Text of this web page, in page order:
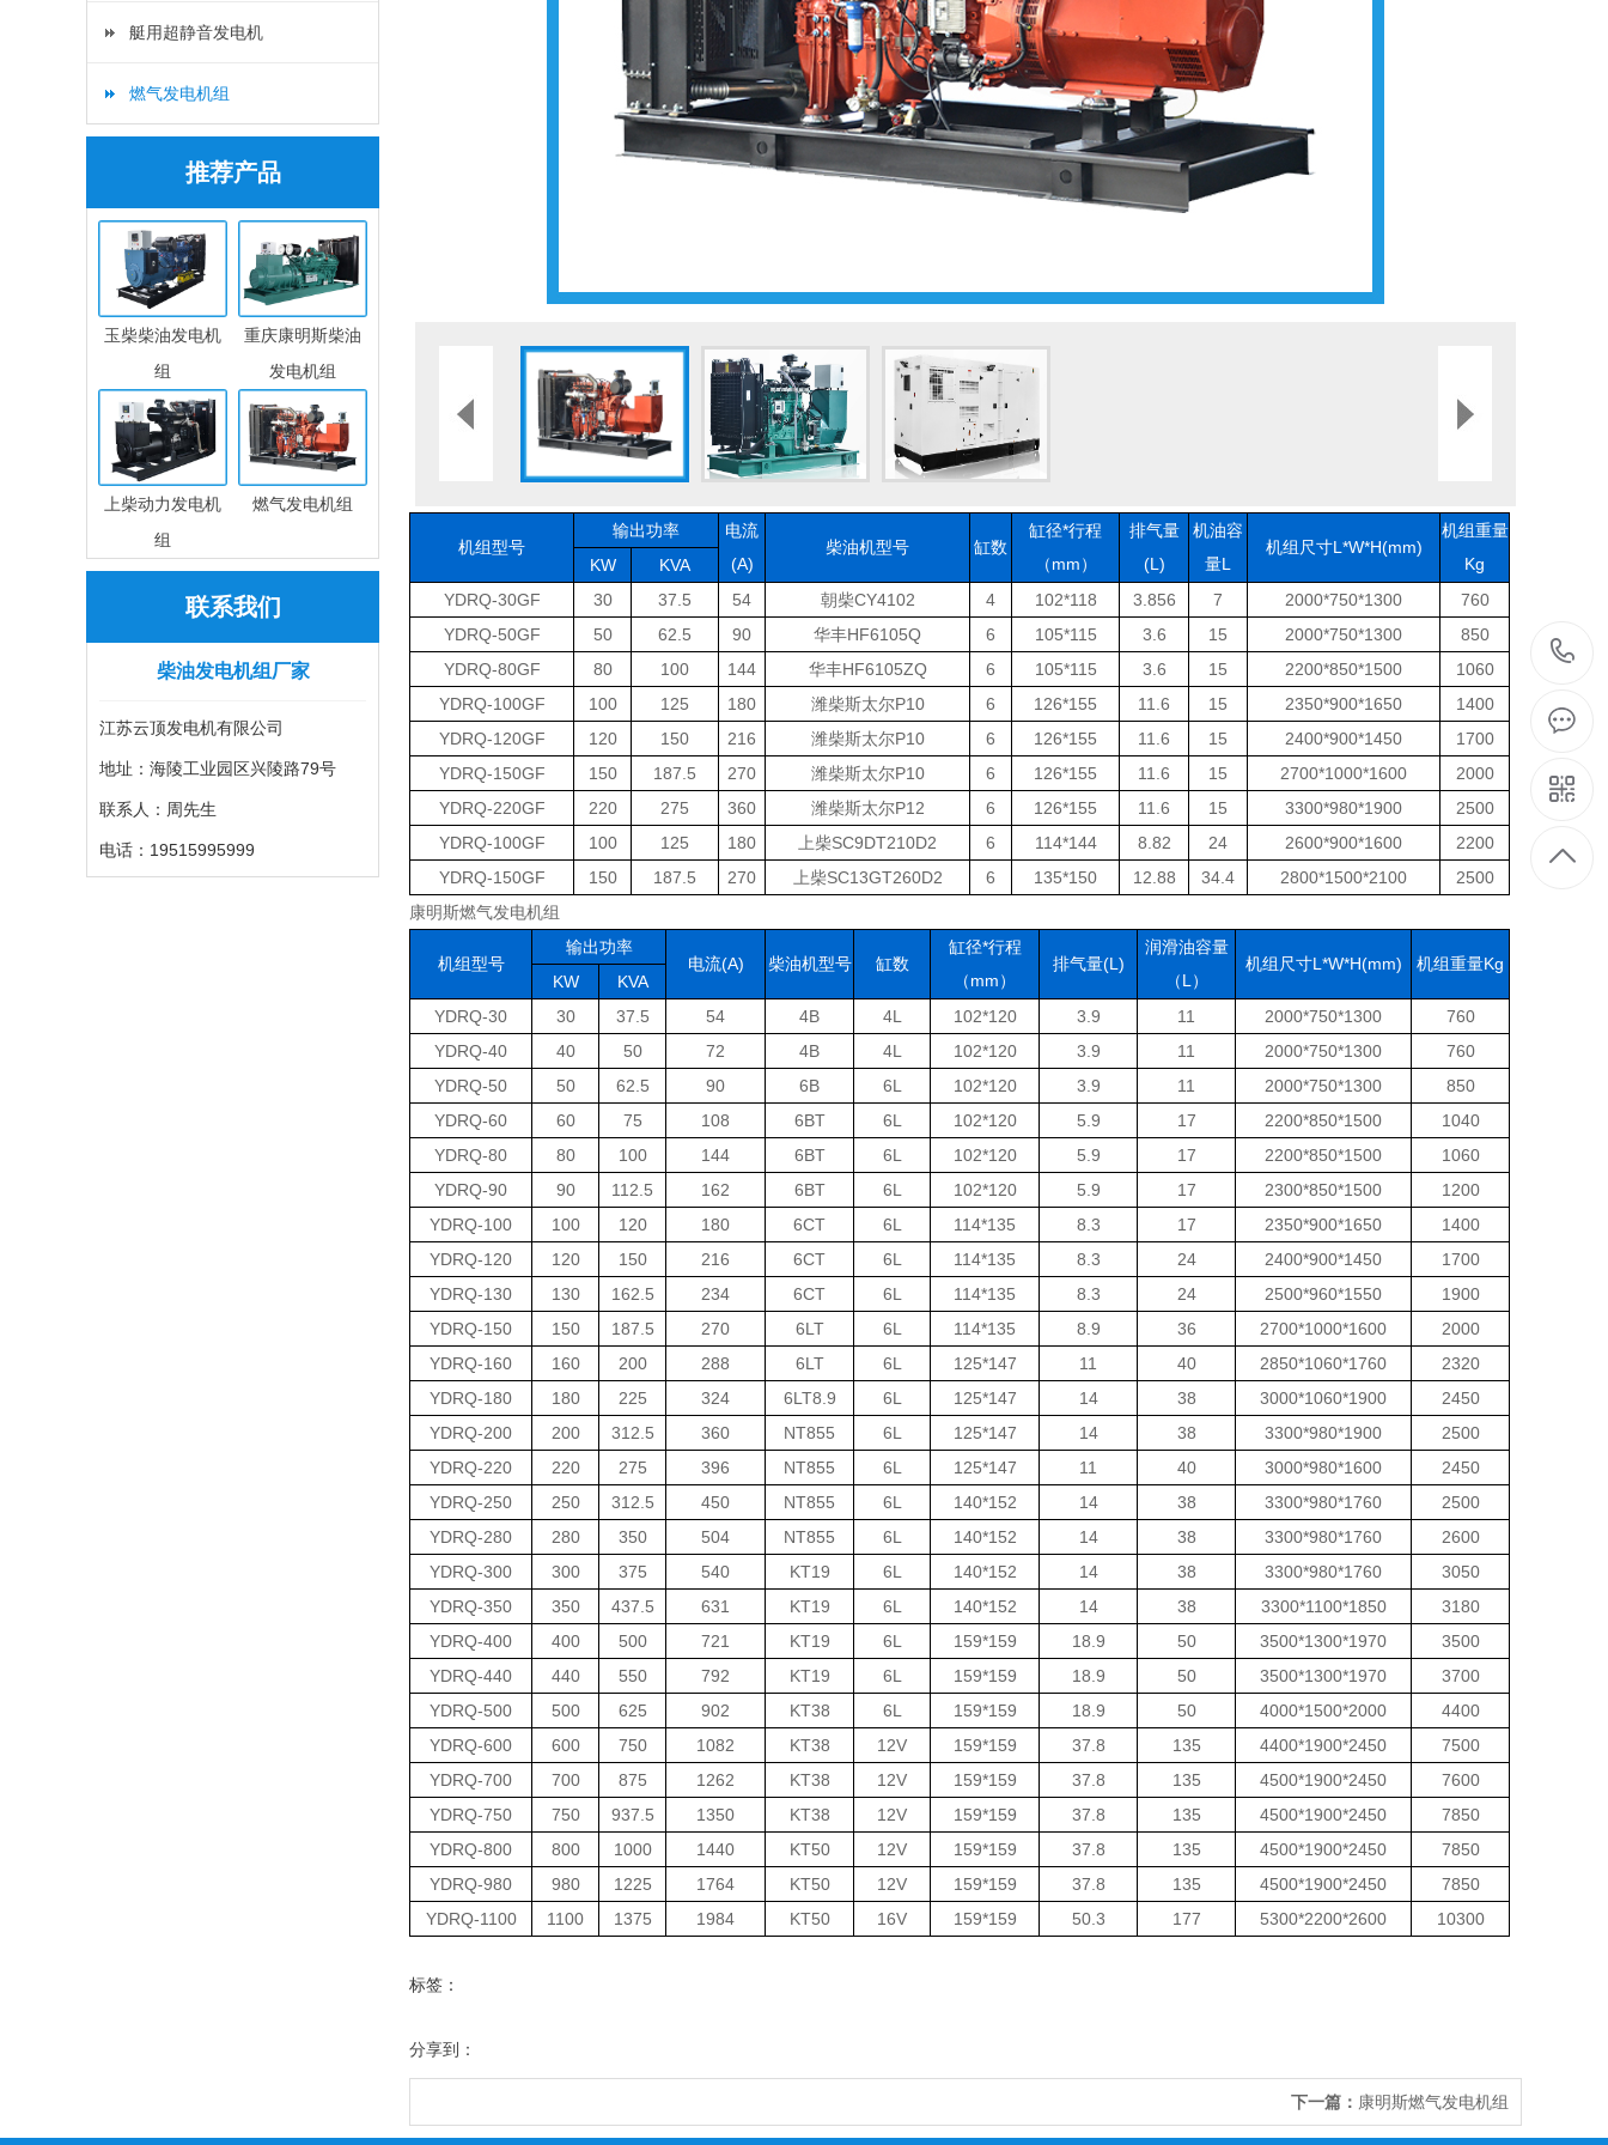
艇用超静音发电机
燃气发电机组
推荐产品
玉柴柴油发电机
组
重庆康明斯柴油
发电机组
上柴动力发电机
组
燃气发电机组
联系我们
柴油发电机组厂家
江苏云顶发电机有限公司
地址：海陵工业园区兴陵路79号
联系人：周先生
电话：19515995999
机组型号
输出功率
电流
(A)
柴油机型号 缸数
缸径*行程
（mm）
排气量
(L)
机油容
量L
机组尺寸L*W*H(mm)
机组重量
Kg
KW
KVA
YDRQ-30GF
30 37.5 54 朝柴CY4102 4 102*118 3.856 7 2000*750*1300
760
YDRQ-50GF
50 62.5 90 华丰HF6105Q 6 105*115 3.6 15 2000*750*1300
850
YDRQ-80GF
80 100 144 华丰HF6105ZQ 6 105*115 3.6 15 2200*850*1500
1060
YDRQ-100GF
100 125 180 潍柴斯太尔P10 6 126*155 11.6 15 2350*900*1650
1400
YDRQ-120GF
120 150 216 潍柴斯太尔P10 6 126*155 11.6 15 2400*900*1450
1700
YDRQ-150GF
150 187.5 270 潍柴斯太尔P10 6 126*155 11.6 15 2700*1000*1600
2000
YDRQ-220GF
220 275 360 潍柴斯太尔P12 6 126*155 11.6 15 3300*980*1900
2500
YDRQ-100GF
100 125 180 上柴SC9DT210D2 6 114*144 8.82 24 2600*900*1600
2200
YDRQ-150GF
150 187.5 270 上柴SC13GT260D2 6 135*150 12.88 34.4 2800*1500*2100
2500
康明斯燃气发电机组
机组型号
输出功率
电流(A)
柴油机型号 缸数
缸径*行程
（mm）
排气量(L)
润滑油容量
（L）
机组尺寸L*W*H(mm)
机组重量Kg
KW
KVA
YDRQ-30
30 37.5 54 4B 4L 102*120 3.9 11 2000*750*1300
760
YDRQ-40
40 50 72 4B 4L 102*120 3.9 11 2000*750*1300
760
YDRQ-50
50 62.5 90 6B 6L 102*120 3.9 11 2000*750*1300
850
YDRQ-60
60 75 108 6BT 6L 102*120 5.9 17 2200*850*1500
1040
YDRQ-80
80 100 144 6BT 6L 102*120 5.9 17 2200*850*1500
1060
YDRQ-90
90 112.5 162 6BT 6L 102*120 5.9 17 2300*850*1500
1200
YDRQ-100
100 120 180 6CT 6L 114*135 8.3 17 2350*900*1650
1400
YDRQ-120
120 150 216 6CT 6L 114*135 8.3 24 2400*900*1450
1700
YDRQ-130
130 162.5 234 6CT 6L 114*135 8.3 24 2500*960*1550
1900
YDRQ-150
150 187.5 270 6LT 6L 114*135 8.9 36 2700*1000*1600
2000
YDRQ-160
160 200 288 6LT 6L 125*147 11 40 2850*1060*1760
2320
YDRQ-180
180 225 324 6LT8.9 6L 125*147 14 38 3000*1060*1900
2450
YDRQ-200
200 312.5 360 NT855 6L 125*147 14 38 3300*980*1900
2500
YDRQ-220
220 275 396 NT855 6L 125*147 11 40 3000*980*1600
2450
YDRQ-250
250 312.5 450 NT855 6L 140*152 14 38 3300*980*1760
2500
YDRQ-280
280 350 504 NT855 6L 140*152 14 38 3300*980*1760
2600
YDRQ-300
300 375 540 KT19 6L 140*152 14 38 3300*980*1760
3050
YDRQ-350
350 437.5 631 KT19 6L 140*152 14 38 3300*1100*1850
3180
YDRQ-400
400 500 721 KT19 6L 159*159 18.9 50 3500*1300*1970
3500
YDRQ-440
440 550 792 KT19 6L 159*159 18.9 50 3500*1300*1970
3700
YDRQ-500
500 625 902 KT38 6L 159*159 18.9 50 4000*1500*2000
4400
YDRQ-600
600 750 1082 KT38 12V 159*159 37.8 135 4400*1900*2450
7500
YDRQ-700
700 875 1262 KT38 12V 159*159 37.8 135 4500*1900*2450
7600
YDRQ-750
750 937.5 1350 KT38 12V 159*159 37.8 135 4500*1900*2450
7850
YDRQ-800
800 1000 1440 KT50 12V 159*159 37.8 135 4500*1900*2450
7850
YDRQ-980
980 1225 1764 KT50 12V 159*159 37.8 135 4500*1900*2450
7850
YDRQ-1100
1100 1375 1984 KT50 16V 159*159 50.3 177 5300*2200*2600 10300
标签：
分享到：
下一篇： 康明斯燃气发电机组